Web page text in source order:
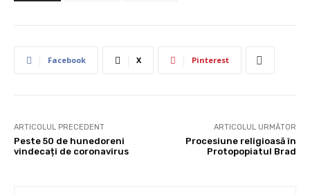
Facebook X Pinterest
ARTICOLUL PRECEDENT
Peste 50 de hunedoreni
vindecați de coronavirus
ARTICOLUL URMĂTOR
Procesiune religioasă în
Protopopiatul Brad